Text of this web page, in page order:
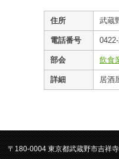
住所 武蔵
電話番号
部会 飲食
詳細 居酒
〒180-0004 東京都武蔵野市吉祥